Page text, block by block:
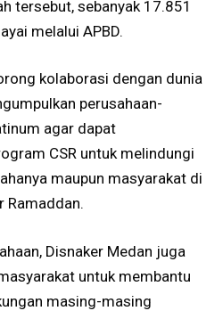
tersebut, sebanyak 17.851
melalui APBD.
kolaborasi dengan dunia
perusahaan-
agar dapat
CSR untuk melindungi
maupun masyarakat di
Ramaddan.
Disnaker Medan juga
untuk membantu
masing-masing